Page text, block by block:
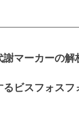
マーカーの解
ビスフォスフ